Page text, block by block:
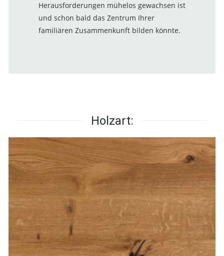
Herausforderungen mühelos gewachsen ist
und schon bald das Zentrum Ihrer
familiären Zusammenkunft bilden könnte.
Holzart: